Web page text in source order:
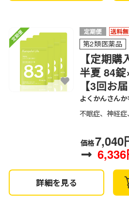
第2類医薬品
【定期
半夏 84錠
【3回お
よくかんさん
不眠症、神経
価格7,040
詳細を見る